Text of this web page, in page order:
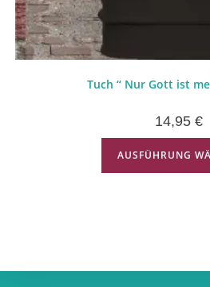
Tuch “ Nur Gott ist
14,95 €
AUSFÜHRUNG